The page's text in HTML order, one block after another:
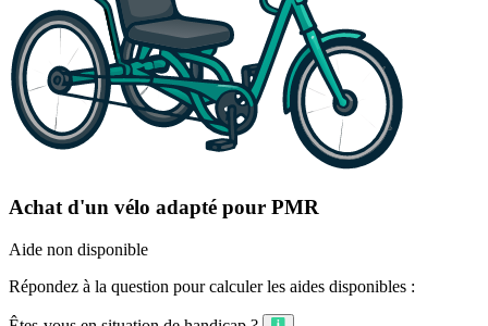
Achat d'un vélo adapté pour PMR
Aide non disponible
Répondez à la question pour calculer les aides disponibles :